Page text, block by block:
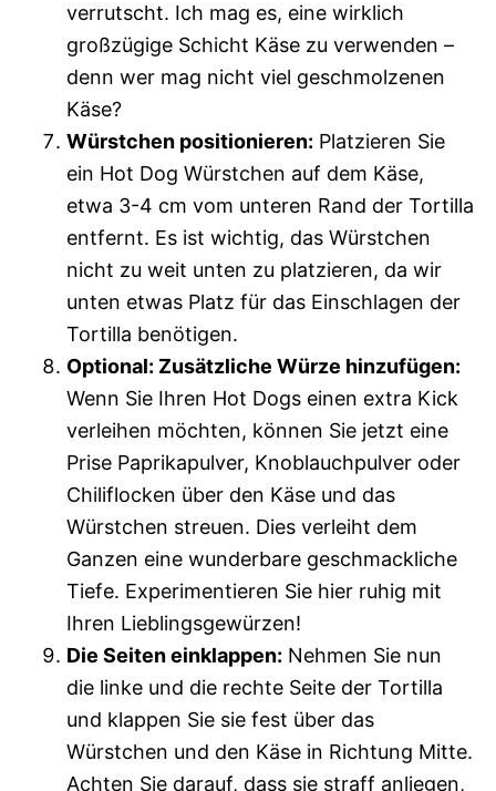
verrutscht. Ich mag es, eine wirklich
großzügige Schicht Käse zu verwenden –
denn wer mag nicht viel geschmolzenen
Käse?
Würstchen positionieren: Platzieren Sie
ein Hot Dog Würstchen auf dem Käse,
etwa 3-4 cm vom unteren Rand der Tortilla
entfernt. Es ist wichtig, das Würstchen
nicht zu weit unten zu platzieren, da wir
unten etwas Platz für das Einschlagen der
Tortilla benötigen.
Optional: Zusätzliche Würze hinzufügen:
Wenn Sie Ihren Hot Dogs einen extra Kick
verleihen möchten, können Sie jetzt eine
Prise Paprikapulver, Knoblauchpulver oder
Chiliflocken über den Käse und das
Würstchen streuen. Dies verleiht dem
Ganzen eine wunderbare geschmackliche
Tiefe. Experimentieren Sie hier ruhig mit
Ihren Lieblingsgewürzen!
Die Seiten einklappen: Nehmen Sie nun
die linke und die rechte Seite der Tortilla
und klappen Sie sie fest über das
Würstchen und den Käse in Richtung Mitte.
Achten Sie darauf, dass sie straff anliegen,